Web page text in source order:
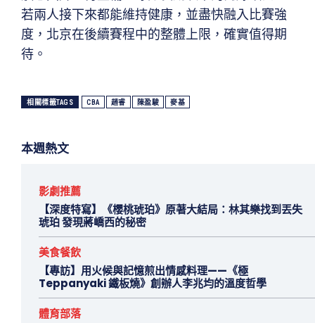
若兩人接下來都能維持健康，並盡快融入比賽強
度，北京在後續賽程中的整體上限，確實值得期
待。
相關標籤TAGS CBA 趙睿 陳盈駿 麥基
本週熱文
影劇推薦
【深度特寫】《櫻桃琥珀》原著大結局：林其樂找到丟失
琥珀 發現蔣嶠西的秘密
美食餐飲
【專訪】用火候與記憶煎出情感料理——《極
Teppanyaki 鐵板燒》創辦人李兆均的溫度哲學
體育部落